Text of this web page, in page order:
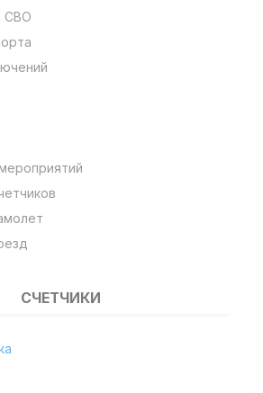
СВО
СЧЕТЧИКИ